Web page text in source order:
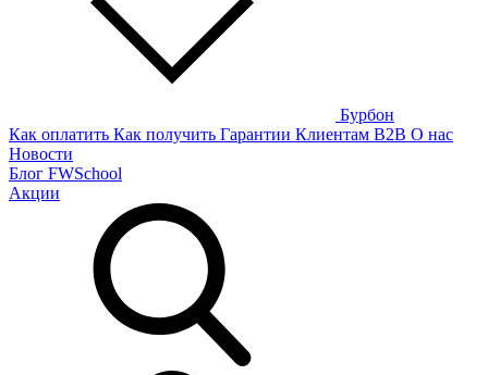
Бурбон
Как оплатить Как получить Гарантии Клиентам B2B О нас
Новости
Блог FWSchool
Акции